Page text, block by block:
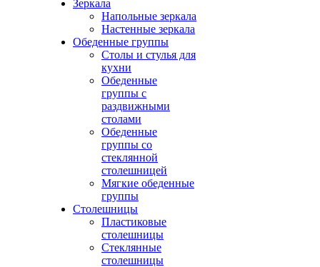
Зеркала
Напольные зеркала
Настенные зеркала
Обеденные группы
Столы и стулья для
кухни
Обеденные
группы с
раздвижными
столами
Обеденные
группы со
стеклянной
столешницей
Мягкие обеденные
группы
Столешницы
Пластиковые
столешницы
Стеклянные
столешницы